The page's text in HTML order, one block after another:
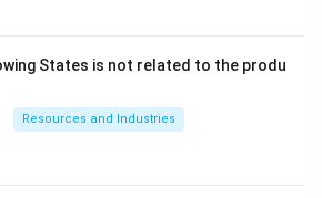
States is not related to the produ
Resources and Industries